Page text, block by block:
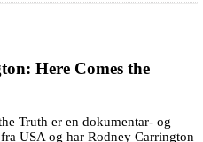
Here Comes the
Truth er en dokumentar- og
USA og har Rodney Carrington